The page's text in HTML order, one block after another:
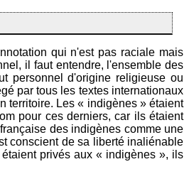
qui n'est pas raciale mais
il faut entendre, l'ensemble des
personnel d'origine religieuse ou
par tous les textes internationaux
territoire. Les « indigènes » étaient
pour ces derniers, car ils étaient
des indigènes comme une
conscient de sa liberté inaliénable
privés aux « indigènes », ils